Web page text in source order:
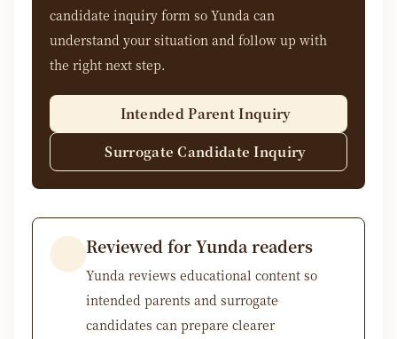
candidate inquiry form so Yunda can
understand your situation and follow up with
the right next step.
Intended Parent Inquiry
Surrogate Candidate Inquiry
Reviewed for Yunda readers
Yunda reviews educational content so
intended parents and surrogate
candidates can prepare clearer